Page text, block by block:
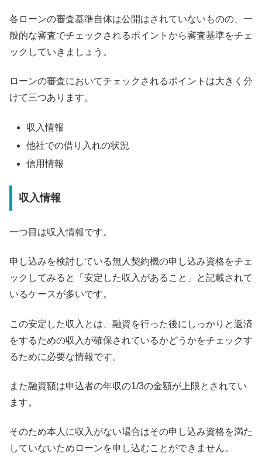
各ローンの審査基準自体は公開はされていないものの、一
般的な審査でチェックされるポイントから審査基準をチェ
ックしていきましょう。
ローンの審査においてチェックされるポイントは大きく分
けて三つあります。
収入情報
他社での借り入れの状況
信用情報
収入情報
一つ目は収入情報です。
申し込みを検討している無人契約機の申し込み資格をチェ
ックしてみると「安定した収入があること」と記載されて
いるケースが多いです。
この安定した収入とは、融資を行った後にしっかりと返済
をするための収入が確保されているかどうかをチェックす
るために必要な情報です。
また融資額は申込者の年収の1/3の金額が上限とされてい
ます。
そのため本人に収入がない場合はその申し込み資格を満た
していないためローンを申し込むことができません。